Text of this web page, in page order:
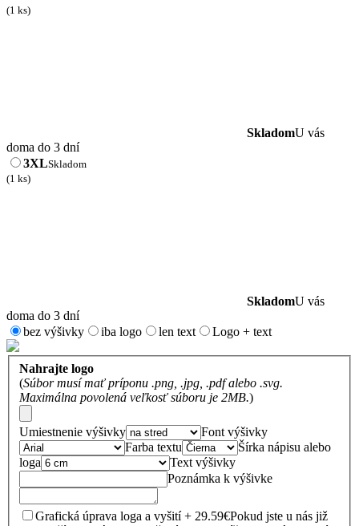
(1 ks)
SkladomU vás
doma do 3 dní
3XLSkladom
(1 ks)
SkladomU vás
doma do 3 dní
bez výšivky
iba logo len text Logo + text
Nahrajte logo
(Súbor musí mať príponu .png, .jpg, .pdf alebo .svg.
Maximálna povolená veľkosť súboru je 2MB.)
Umiestnenie výšivky
Font výšivky
Farba textu
Šírka nápisu alebo
loga
Text výšivky
Poznámka k výšivke
Grafická úprava loga a vyšití + 29.59€Pokud jste u nás již